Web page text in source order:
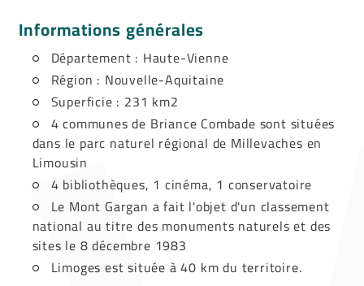
Informations générales
Département : Haute-Vienne
Région : Nouvelle-Aquitaine
Superficie : 231 km2
4 communes de Briance Combade sont situées
dans le parc naturel régional de Millevaches en
Limousin
4 bibliothèques, 1 cinéma, 1 conservatoire
Le Mont Gargan a fait l'objet d'un classement
national au titre des monuments naturels et des
sites le 8 décembre 1983
Limoges est située à 40 km du territoire.